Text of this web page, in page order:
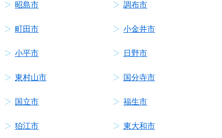
昭島市 調布市
町田市 小金井市
小平市 日野市
東村山市 国分寺市
国立市 福生市
狛江市 東大和市